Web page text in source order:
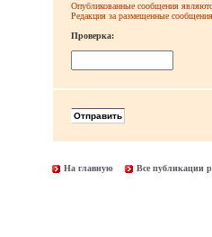
Опубликованные сообщения
Редакция за размещенные сообщения
Проверка:
На главную Все публикации